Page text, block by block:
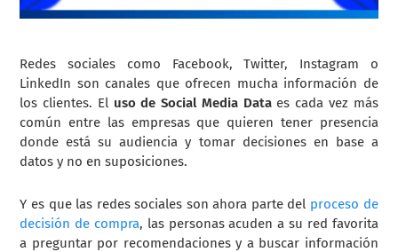
Redes sociales como Facebook, Twitter, Instagram o
LinkedIn son canales que ofrecen mucha información de
los clientes. El uso de Social Media Dataes cada vez más
común entre las empresas que quieren tener presencia
donde está su audiencia y tomar decisiones en base a
datos y no en suposiciones.
Y es que las redes sociales son ahora parte del proceso de
decisión de compra, las personas acuden a su red favorita
a preguntar por recomendaciones y a buscar información